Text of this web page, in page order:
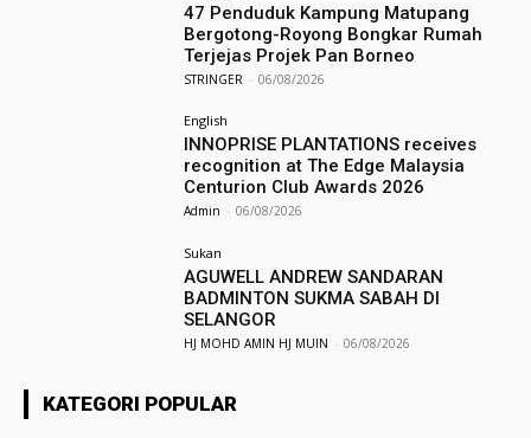
47 Penduduk Kampung Matupang
Bergotong-Royong Bongkar Rumah
Terjejas Projek Pan Borneo
STRINGER - 06/08/2026
English
INNOPRISE PLANTATIONS receives
recognition at The Edge Malaysia
Centurion Club Awards 2026
Admin - 06/08/2026
Sukan
AGUWELL ANDREW SANDARAN
BADMINTON SUKMA SABAH DI
SELANGOR
HJ MOHD AMIN HJ MUIN - 06/08/2026
KATEGORI POPULAR